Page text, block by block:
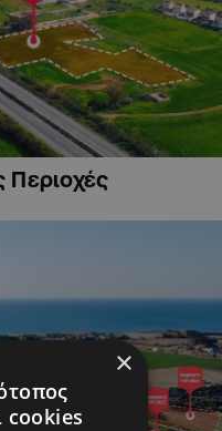
Περιοχές
×
cookies